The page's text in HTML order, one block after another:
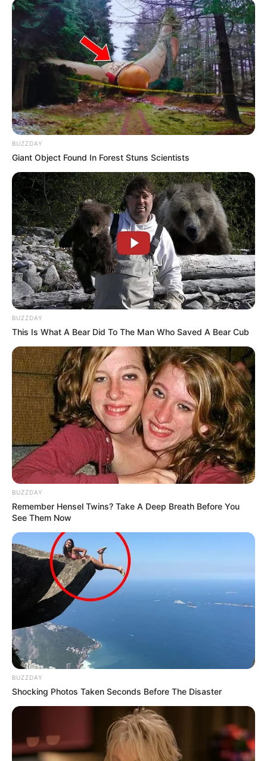
Υγειονομικοί: Επιστολή-κόλαφος στην
επέτειο των αναστολών..
Παρασκευή, 2 Σεπτεμβρίου 2022, 15:39
Υγειονομικοί: Επιστολή-κόλαφος στην επέτειο των...
REINER FUELLMICH ΓΙΑ ΤΗΝ
ΝΥΡΕΜΒΕΡΓΗ 2: «ΣΕ 2 ΕΩΣ 3
ΕΒΔΟΜΑΔΕΣ, ΘΑ...
Η Εκδικητική μανία της
κυβέρνησης Μητσοτάκη
εναντίον αυτού που έβγαλε
την αλήθεια...
ΗΠΑ: Ο Αμερικανικός
Ερυθρός Σταυρός πιάστηκε
να αναμειγνύει αίμα
εμβολιασμένων με αίμα...
Ο Τραμπ αποκαλύπτει τον
μεγαλύτερο φόβο του,
προειδοποιεί «Βρισκόμαστε
στην πιο επικίνδυνη...
Email address:
Όλα τα κείμενα και οι εικόνες είναι πνευματική ιδιοκτησία του
γραπτή άδεια του δημιουργού τους. Με επιφύλαξη κάθε νόμιμου
δικαιώματος. Διαβάστε την
Πολιτική Απορρήτου
του website πριν
να το χρησιμοποιήσετε, καθώς χρησιμοποιώντας το την
αποδέχεστε. Ο ιστότοπος διατηρεί το δικαίωμα να τροποποιήσει
τους όρους χρήσης.
BUZZDAY
Giant Object Found In Forest Stuns Scientists
BUZZDAY
This Is What A Bear Did To The Man Who Saved A Bear Cub
BUZZDAY
Remember Hensel Twins? Take A Deep Breath Before You
See Them Now
BUZZDAY
Shocking Photos Taken Seconds Before The Disaster